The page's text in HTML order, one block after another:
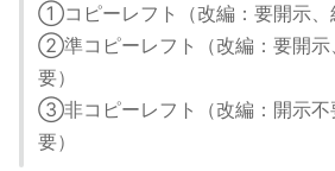
①コピーレフト（改編：要開示、
②準コピーレフト（改編：要開示
要）
③非コピーレフト（改編：開示不
要）